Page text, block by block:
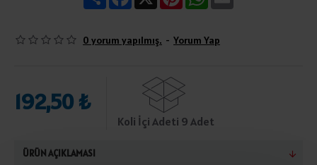
0 yorum yapılmış. - Yorum Yap
192,50 ₺
Koli İçi Adeti 9 Adet
ÜRÜN AÇIKLAMASI